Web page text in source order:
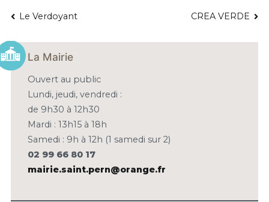
NAVIGATION
DE
L’ARTICLE
Le Verdoyant CREA VERDE
La Mairie
Ouvert au public
Lundi, jeudi, vendredi :
de 9h30 à 12h30
Mardi : 13h15 à 18h
Samedi : 9h à 12h (1 samedi sur 2)
02 99 66 80 17
mairie.saint.pern@orange.fr